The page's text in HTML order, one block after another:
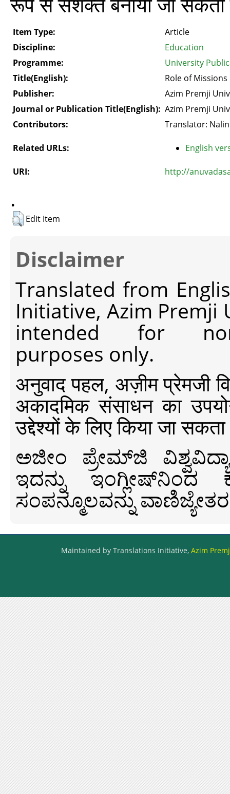
Item Type:
Article
Discipline:
Education
Programme:
University
Title(English):
Role of
Publisher:
Azim Premji
Journal or Publication Title(English): Azim Premji
Contributors:
Translator:
Related URLs: English
URI: http://
.
Edit Item
Disclaimer
Translated from
Initiative, Azim Premji
intended for non-
purposes only.
अनुवाद पहल, अज़ीम प्रेमजी
अकादमिक संसाधन का
उद्देश्यों के लिए किया जा
ಅಜೀಂ ಪ್ರೇಮ್‍ಜಿ
ಇದನ್ನು ಇಂಗ್ಲೀಷ್‍ನಿಂದ
ಸಂಪನ್ಮೂಲವನ್ನು
Maintained by Translations Initiative, Azim